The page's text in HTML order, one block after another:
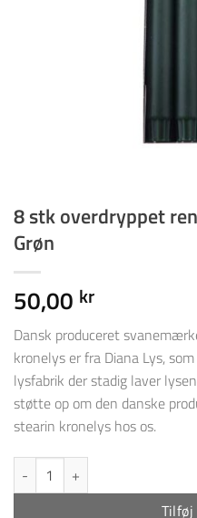
8 stk overdryppet
Grøn
50,00 kr
Dansk produceret
kronelys er fra Diana Lys,
lysfabrik der stadig laver
støtte op om den danske
stearin kronelys hos os.
8 stk overdryppet ren stearinlys -